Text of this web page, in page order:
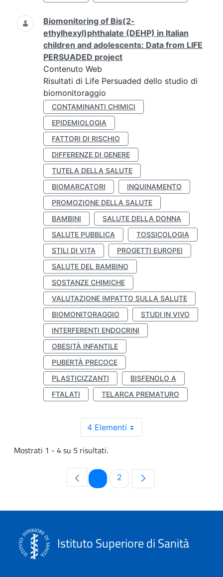
Biomonitoring of Bis(2-
ethylhexyl)phthalate (DEHP) in Italian
children and adolescents: Data from LIFE
PERSUADED project
Contenuto Web
Risultati di Life Persuaded dello studio di
biomonitoraggio
CONTAMINANTI CHIMICI
EPIDEMIOLOGIA
FATTORI DI RISCHIO
DIFFERENZE DI GENERE
TUTELA DELLA SALUTE
BIOMARCATORI
INQUINAMENTO
PROMOZIONE DELLA SALUTE
BAMBINI
SALUTE DELLA DONNA
SALUTE PUBBLICA
TOSSICOLOGIA
STILI DI VITA
PROGETTI EUROPEI
SALUTE DEL BAMBINO
SOSTANZE CHIMICHE
VALUTAZIONE IMPATTO SULLA SALUTE
BIOMONITORAGGIO
STUDI IN VIVO
INTERFERENTI ENDOCRINI
OBESITÀ INFANTILE
PUBERTÀ PRECOCE
PLASTICIZZANTI
BISFENOLO A
FTALATI
TELARCA PREMATURO
4 Elementi
Mostrati 1 - 4 su 5 risultati.
PaginaPagina
2
Istituto Superiore di Sanità